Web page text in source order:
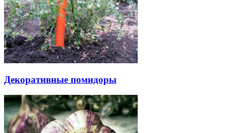
Декоративные помидоры